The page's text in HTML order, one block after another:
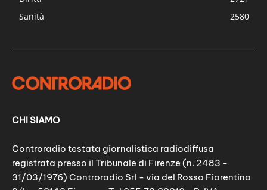
Sanità
2580
CHI SIAMO
Controradio testata giornalistica radiodiffusa
registrata presso il Tribunale di Firenze (n. 2483 -
31/03/1976) Controradio Srl - via del Rosso Fiorentino